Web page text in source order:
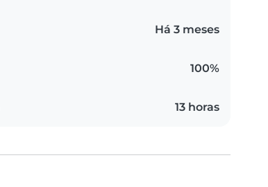
Há 3 meses
100%
13 horas